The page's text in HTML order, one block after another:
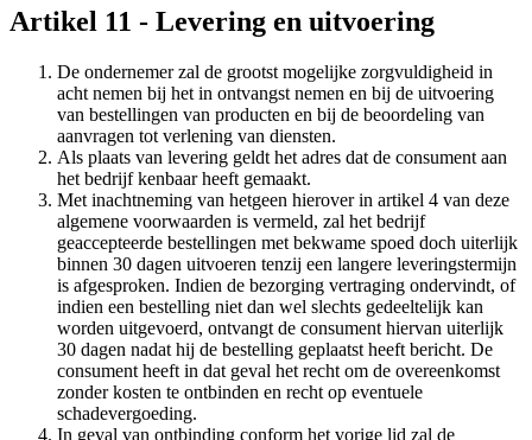
Artikel 11 - Levering en uitvoering
De ondernemer zal de grootst mogelijke zorgvuldigheid in
acht nemen bij het in ontvangst nemen en bij de uitvoering
van bestellingen van producten en bij de beoordeling van
aanvragen tot verlening van diensten.
Als plaats van levering geldt het adres dat de consument aan
het bedrijf kenbaar heeft gemaakt.
Met inachtneming van hetgeen hierover in artikel 4 van deze
algemene voorwaarden is vermeld, zal het bedrijf
geaccepteerde bestellingen met bekwame spoed doch uiterlijk
binnen 30 dagen uitvoeren tenzij een langere leveringstermijn
is afgesproken. Indien de bezorging vertraging ondervindt, of
indien een bestelling niet dan wel slechts gedeeltelijk kan
worden uitgevoerd, ontvangt de consument hiervan uiterlijk
30 dagen nadat hij de bestelling geplaatst heeft bericht. De
consument heeft in dat geval het recht om de overeenkomst
zonder kosten te ontbinden en recht op eventuele
schadevergoeding.
In geval van ontbinding conform het vorige lid zal de